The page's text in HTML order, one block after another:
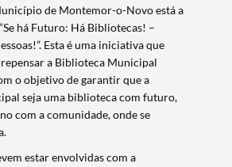
de Montemor-o-Novo está a
há Futuro: Há Bibliotecas! –
Esta é uma iniciativa que
a Biblioteca Municipal
o objetivo de garantir que a
seja uma biblioteca com futuro,
com a comunidade, onde se
estar envolvidas com a